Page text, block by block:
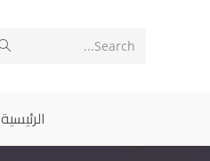
Search...
الرئيسية